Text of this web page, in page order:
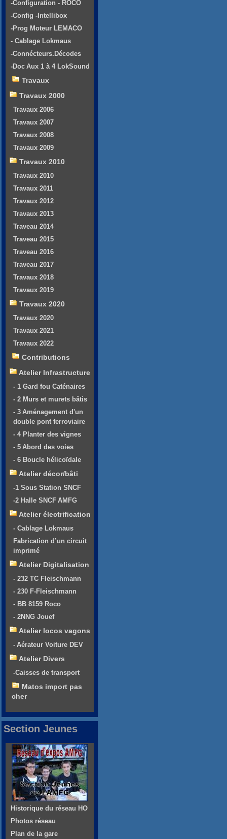
-Configuration - ROCO
-Config -Intellibox
-Prog Moteur LEMACO
- Cablage Lokmaus
-Connécteurs.Décodes
-Doc Aux 1 à 4 LokSound
Travaux
Travaux 2000
Travaux 2006
Travaux 2007
Travaux 2008
Travaux 2009
Travaux 2010
Travaux 2010
Travaux 2011
Travaux 2012
Travaux 2013
Traveau 2014
Traveau 2015
Traveau 2016
Traveau 2017
Travaux 2018
Travaux 2019
Travaux 2020
Travaux 2020
Travaux 2021
Travaux 2022
Contributions
Atelier Infrastructure
- 1 Gard fou Caténaires
- 2 Murs et murets bâtis
- 3 Aménagement d'un
double pont ferroviaire
- 4 Planter des vignes
- 5 Abord des voies
- 6 Boucle hélicoïdale
Atelier décor/bâti
-1 Sous Station SNCF
-2 Halle SNCF AMFG
Atelier électrification
- Cablage Lokmaus
Fabrication d’un circuit
imprimé
Atelier Digitalisation
- 232 TC Fleischmann
- 230 F-Fleischmann
- BB 8159 Roco
- 2NNG Jouef
Atelier locos vagons
- Aérateur Voiture DEV
Atelier Divers
-Caisses de transport
Matos import pas
cher
Section Jeunes
Historique du réseau HO
Photos réseau
Plan de la gare